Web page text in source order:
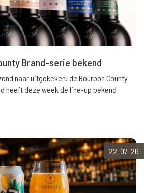
Brand-serie bekend
naar uitgekeken: de Bourbon County
heeft deze week de line-up bekend
22-07-26